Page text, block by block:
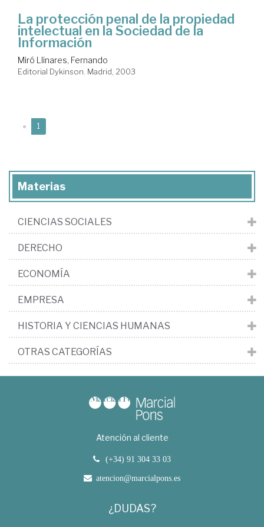
La protección penal de la propiedad
intelectual en la Sociedad de la
Información
Miró Llinares, Fernando
Editorial Dykinson. Madrid, 2003
« 1
Materias
CIENCIAS SOCIALES
DERECHO
ECONOMÍA
EMPRESA
HISTORIA Y CIENCIAS HUMANAS
OTRAS CATEGORÍAS
Atención al cliente
(+34) 91 304 33 03
atencion@marcialpons.es
¿DUDAS?